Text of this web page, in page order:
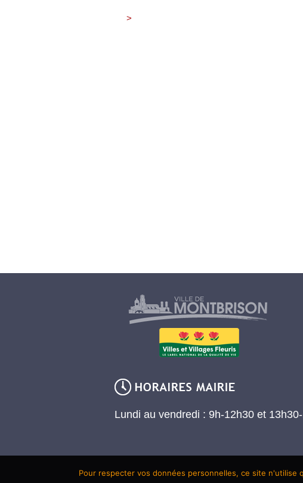
>
Lundi au vendredi : 9h-12h30 et
Pour respecter vos données personnelles, ce site